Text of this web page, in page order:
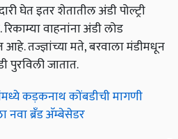
घेत इतर शेतातील अंडी पोल्ट्री
वाहनांना अंडी लोड
तज्ज्ञांच्या मते, बरवाला मंडीमधून
पुरविली जातात.
कड़कनाथ कोंबडीची मागणी
नवा ब्रँड अ‍ॅम्बेसेडर